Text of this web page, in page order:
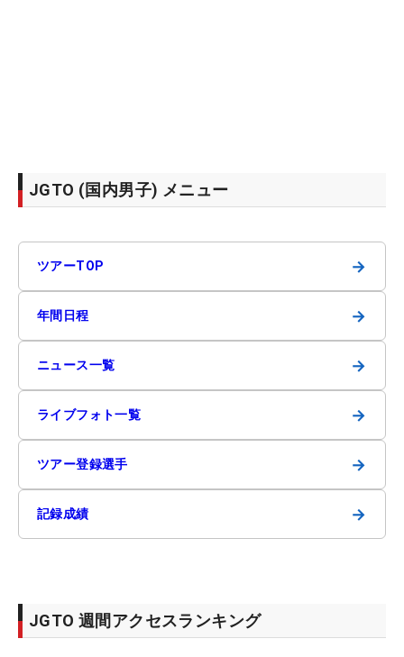
JGTO (国内男子) メニュー
ツアーTOP →
年間日程 →
ニュース一覧 →
ライブフォト一覧 →
ツアー登録選手 →
記録成績 →
JGTO 週間アクセスランキング